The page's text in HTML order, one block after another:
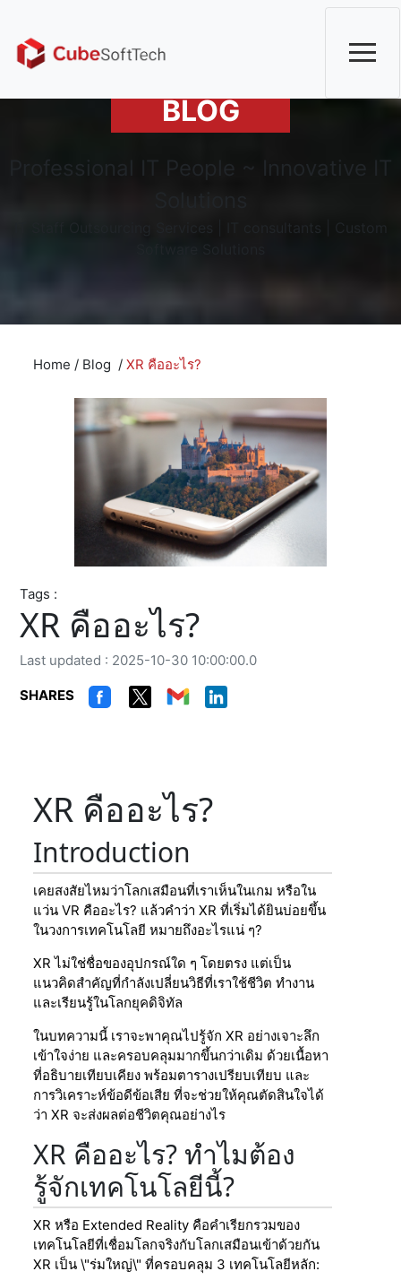
BLOG
Professional IT People ~ Innovative IT
IT Staff Outsourcing Services | IT consultants | Custom
Home / Blog /XR คืออะไร?
Tags :
XR คืออะไร?
Last updated : 2025-10-30 10:00:00.0
SHARES
XR คืออะไร?
Introduction
เคยสงสัยไหมว่าโลกเสมือนที่เราเห็นในเกม หรือใน
แว่น VR คืออะไร? แล้วคำว่า XR ที่เริ่มได้ยินบ่อยขึ้น
ในวงการเทคโนโลยี หมายถึงอะไรแน่ ๆ?
XR ไม่ใช่ชื่อของอุปกรณ์ใด ๆ โดยตรง แต่เป็น
แนวคิดสำคัญที่กำลังเปลี่ยนวิธีที่เราใช้ชีวิต ทำงาน
และเรียนรู้ในโลกยุคดิจิทัล
ในบทความนี้ เราจะพาคุณไปรู้จัก XR อย่างเจาะลึก
เข้าใจง่าย และครอบคลุมมากขึ้นกว่าเดิม ด้วยเนื้อหา
ที่อธิบายเทียบเคียง พร้อมตารางเปรียบเทียบ และ
การวิเคราะห์ข้อดีข้อเสีย ที่จะช่วยให้คุณตัดสินใจได้
ว่า XR จะส่งผลต่อชีวิตคุณอย่างไร
XR คืออะไร? ทำไมต้อง
รู้จักเทคโนโลยีนี้?
XR หรือ Extended Reality คือคำเรียกรวมของ
เทคโนโลยีที่เชื่อมโลกจริงกับโลกเสมือนเข้าด้วยกัน
XR เป็น \"ร่มใหญ่\" ที่ครอบคลุม 3 เทคโนโลยีหลัก: